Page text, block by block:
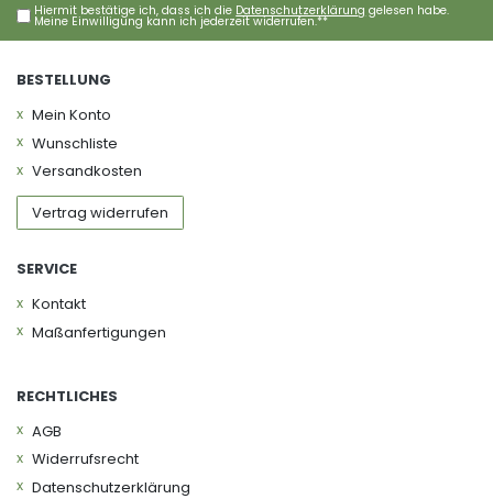
Hiermit bestätige ich, dass ich die Daten­schutz­erklärung gelesen habe.
Meine Einwilligung kann ich jederzeit widerrufen.**
BESTELLUNG
Mein Konto
Wunschliste
Versandkosten
Vertrag widerrufen
SERVICE
Kontakt
Maßanfertigungen
RECHTLICHES
AGB
Widerrufs­recht
Daten­schutz­erklärung